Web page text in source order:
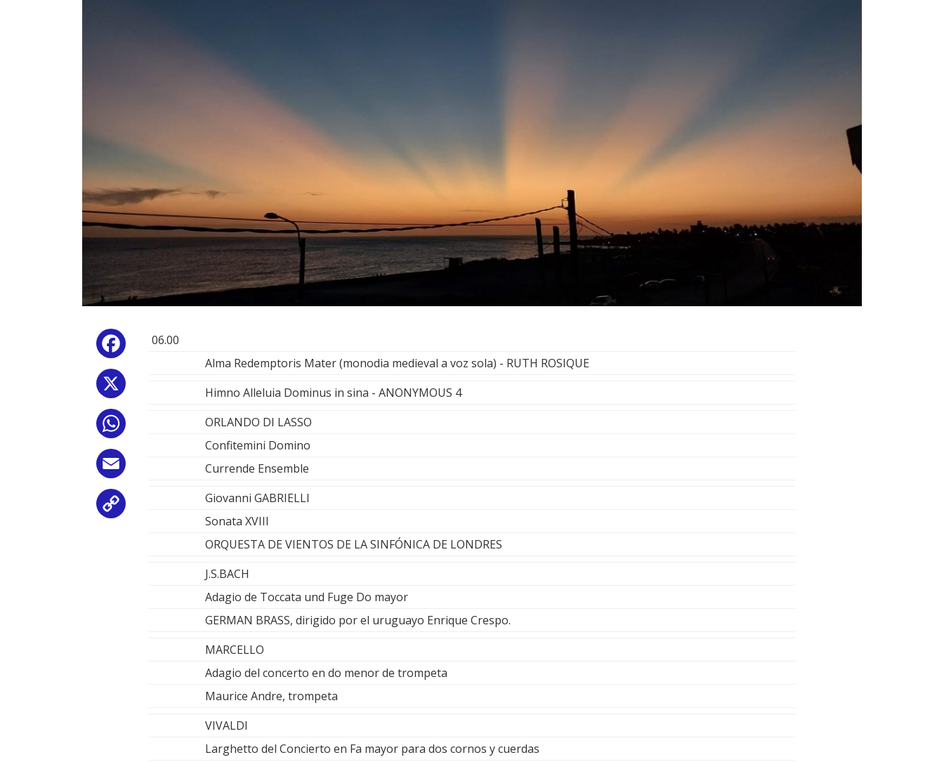
Facebook
06.00
Alma Redemptoris Mater (monodia medieval a voz sola) - RUTH ROSIQUE
Himno Alleluia Dominus in sina - ANONYMOUS 4
ORLANDO DI LASSO
Confitemini Domino
Currende Ensemble
Giovanni GABRIELLI
Sonata XVIII
ORQUESTA DE VIENTOS DE LA SINFÓNICA DE LONDRES
J.S.BACH
Adagio de Toccata und Fuge Do mayor
GERMAN BRASS, dirigido por el uruguayo Enrique Crespo.
MARCELLO
Adagio del concerto en do menor de trompeta
Maurice Andre, trompeta
VIVALDI
Larghetto del Concierto en Fa mayor para dos cornos y cuerdas